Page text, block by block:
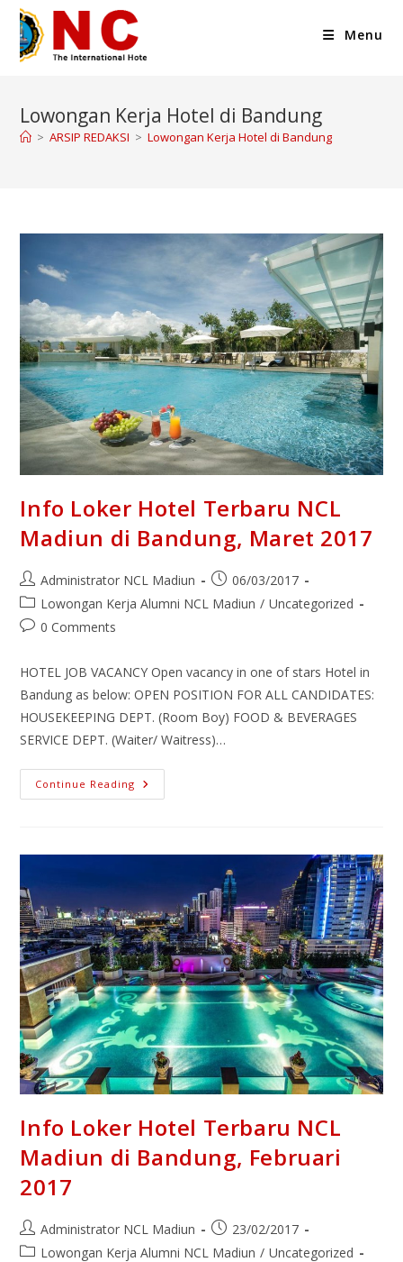
Menu
Lowongan Kerja Hotel di Bandung
> ARSIP REDAKSI > Lowongan Kerja Hotel di Bandung
Info Loker Hotel Terbaru NCL
Madiun di Bandung, Maret 2017
Administrator NCL Madiun
06/03/2017
Lowongan Kerja Alumni NCL Madiun / Uncategorized
0 Comments
HOTEL JOB VACANCY Open vacancy in one of stars Hotel in
Bandung as below: OPEN POSITION FOR ALL CANDIDATES:
HOUSEKEEPING DEPT. (Room Boy) FOOD & BEVERAGES
SERVICE DEPT. (Waiter/ Waitress)…
Continue Reading
Info Loker Hotel Terbaru NCL
Madiun di Bandung, Februari
2017
Administrator NCL Madiun
23/02/2017
Lowongan Kerja Alumni NCL Madiun / Uncategorized